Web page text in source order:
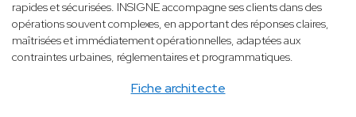
Fiche architecte
rapides et sécurisées. INSIGNE accompagne ses clients dans des
opérations souvent complexes, en apportant des réponses claires,
maîtrisées et immédiatement opérationnelles, adaptées aux
contraintes urbaines, réglementaires et programmatiques.